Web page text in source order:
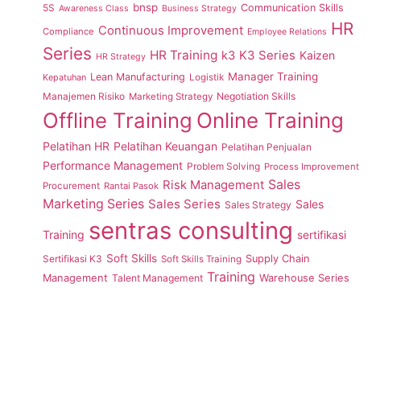
5S Awareness Class bnsp Business Strategy Communication Skills
Compliance Continuous Improvement Employee Relations HR
Series HR Strategy HR Training k3 K3 Series Kaizen
Kepatuhan Lean Manufacturing Logistik Manager Training
Manajemen Risiko Marketing Strategy Negotiation Skills
Offline Training Online Training
Pelatihan HR Pelatihan Keuangan Pelatihan Penjualan
Performance Management Problem Solving Process Improvement
Procurement Rantai Pasok Risk Management Sales
Marketing Series Sales Series Sales Strategy Sales
Training sentras consulting sertifikasi
Sertifikasi K3 Soft Skills Soft Skills Training Supply Chain
Management Talent Management Training Warehouse Series